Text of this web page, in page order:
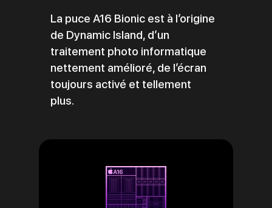
La puce A16 Bionic est à l’origine
de Dynamic Island, d’un
traitement photo informatique
nettement amélioré, de l’écran
toujours activé et tellement
plus.